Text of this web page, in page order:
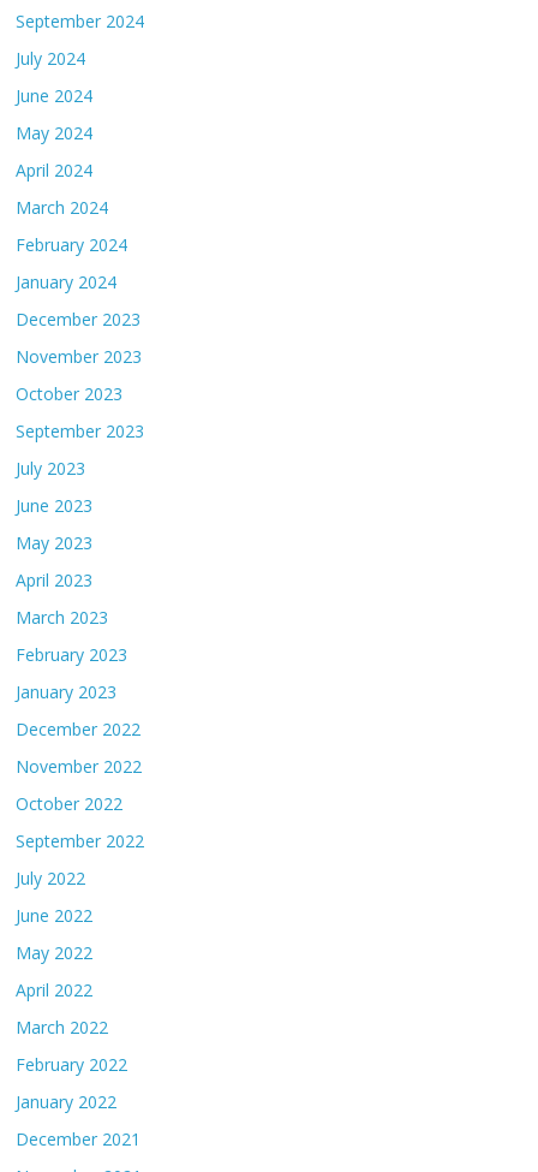
September 2024
July 2024
June 2024
May 2024
April 2024
March 2024
February 2024
January 2024
December 2023
November 2023
October 2023
September 2023
July 2023
June 2023
May 2023
April 2023
March 2023
February 2023
January 2023
December 2022
November 2022
October 2022
September 2022
July 2022
June 2022
May 2022
April 2022
March 2022
February 2022
January 2022
December 2021